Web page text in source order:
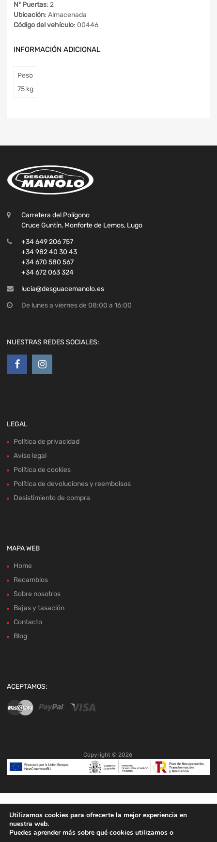
Nº Puertas: 2
Ubicación: Almacenada
Código del vehículo: 00446
INFORMACIÓN ADICIONAL
Peso
75 kg
Carretera del Polígono
Cruce Guntín, Monforte de Lemos, Lugo
+34 649 206 757
+34 982 40 30 43
+34 670 580 567
+34 672 063 324
lucia@desguacemanolo.es
De lunes a viernes de 08:00 a 16:00
NUESTRAS REDES SOCIALES:
LEGAL
Política de privacidad
Aviso legal
Política de cookies
Política de devoluciones y reembolsos
Desistimiento de compra
MAPA WEB
Home
Recambios
Sobre nosotros
Bajas y tasación
Contacto
Blog
ACEPTAMOS:
Copyright © 2026
Utilizamos cookies para ofrecerte la mejor experiencia en
nuestra web.
Puedes aprender más sobre qué cookies utilizamos o